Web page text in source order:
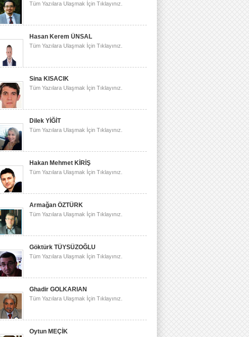
Tüm Yazılara Ulaşmak İçin Tıklayınız.
Hasan Kerem ÜNSAL
Tüm Yazılara Ulaşmak İçin Tıklayınız.
Sina KISACIK
Tüm Yazılara Ulaşmak İçin Tıklayınız.
Dilek YİĞİT
Tüm Yazılara Ulaşmak İçin Tıklayınız.
Hakan Mehmet KİRİŞ
Tüm Yazılara Ulaşmak İçin Tıklayınız.
Armağan ÖZTÜRK
Tüm Yazılara Ulaşmak İçin Tıklayınız.
Göktürk TÜYSÜZOĞLU
Tüm Yazılara Ulaşmak İçin Tıklayınız.
Ghadir GOLKARIAN
Tüm Yazılara Ulaşmak İçin Tıklayınız.
Oytun MEÇİK